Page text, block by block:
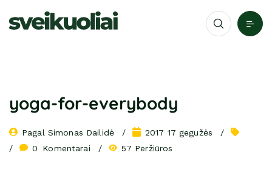
yoga-for-everybody
Pagal Simonas Dailidė
2017 17 gegužės
0
Komentarai 57 Peržiūros